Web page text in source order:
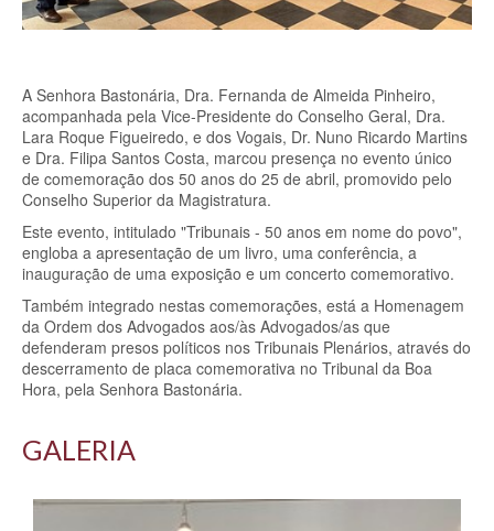
A Senhora Bastonária, Dra. Fernanda de Almeida Pinheiro,
acompanhada pela Vice-Presidente do Conselho Geral, Dra.
Lara Roque Figueiredo, e dos Vogais, Dr. Nuno Ricardo Martins
e Dra. Filipa Santos Costa, marcou presença no evento único
de comemoração dos 50 anos do 25 de abril, promovido pelo
Conselho Superior da Magistratura.
Este evento, intitulado "Tribunais - 50 anos em nome do povo",
engloba a apresentação de um livro, uma conferência, a
inauguração de uma exposição e um concerto comemorativo.
Também integrado nestas comemorações, está a Homenagem
da Ordem dos Advogados aos/às Advogados/as que
defenderam presos políticos nos Tribunais Plenários, através do
descerramento de placa comemorativa no Tribunal da Boa
Hora, pela Senhora Bastonária.
GALERIA